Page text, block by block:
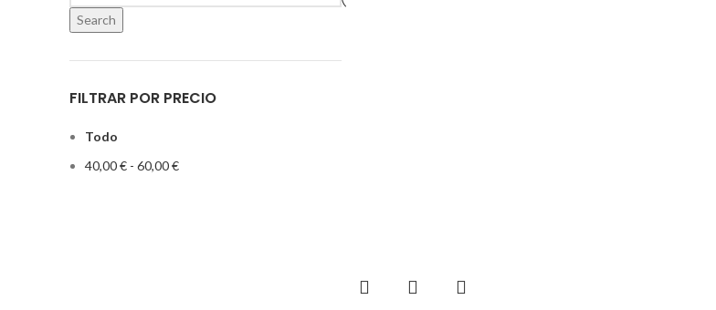
Search
FILTRAR POR PRECIO
Todo
40,00€ - 60,00€